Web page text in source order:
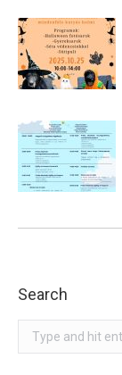
Search
Search: